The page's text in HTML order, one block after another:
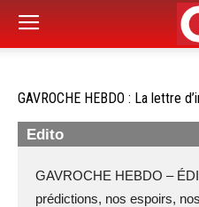
GAVROCHE HEBDO : La lettre
Edito
GAVROCHE HEBDO –
prédictions, nos espoirs,